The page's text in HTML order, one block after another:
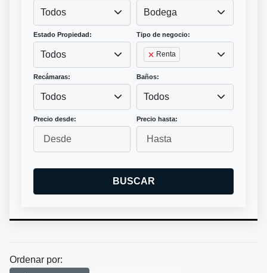
Todos Bodega
Estado Propiedad:
Todos
Tipo de negocio:
Renta
Recámaras:
Todos
Baños:
Todos
Precio desde: Precio hasta:
BUSCAR
Ordenar por: